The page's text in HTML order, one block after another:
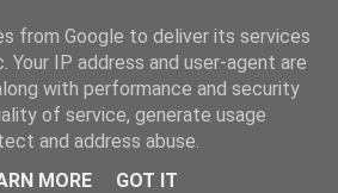
from Google to deliver its services
Your IP address and user-agent are
with performance and security
of service, generate usage
and address abuse.
MORE
GOT IT